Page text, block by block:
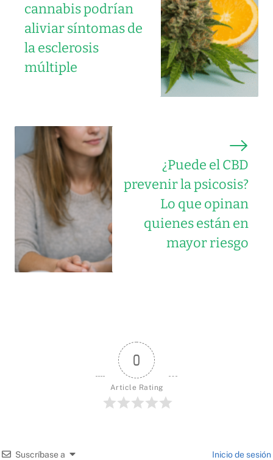
cannabis podrían
aliviar síntomas de
la esclerosis
múltiple
¿Puede el CBD
prevenir la psicosis?
Lo que opinan
quienes están en
mayor riesgo
0
Article Rating
Suscríbase a Inicio de sesión